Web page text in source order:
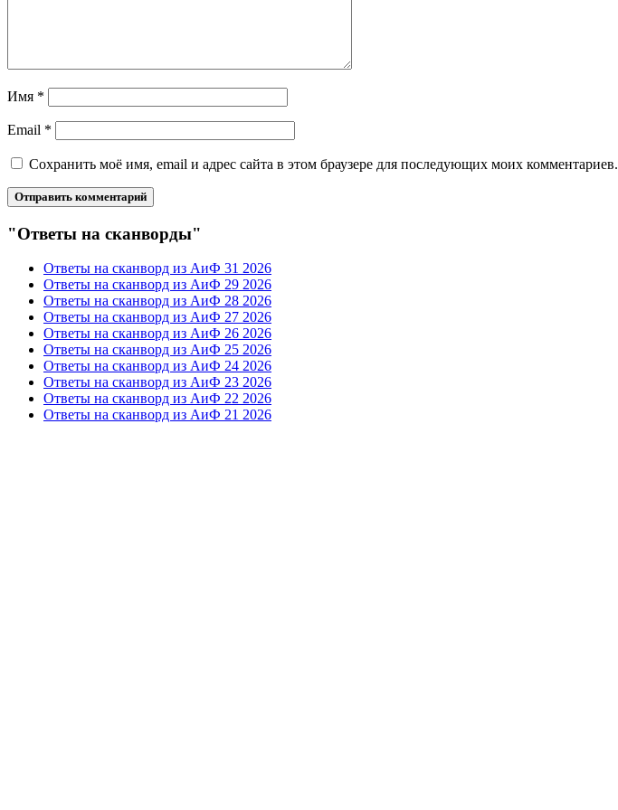
Имя *
Email *
Сохранить моё имя, email и адрес сайта в этом браузере для последующих моих комментариев.
"Ответы на сканворды"
Ответы на сканворд из АиФ 31 2026
Ответы на сканворд из АиФ 29 2026
Ответы на сканворд из АиФ 28 2026
Ответы на сканворд из АиФ 27 2026
Ответы на сканворд из АиФ 26 2026
Ответы на сканворд из АиФ 25 2026
Ответы на сканворд из АиФ 24 2026
Ответы на сканворд из АиФ 23 2026
Ответы на сканворд из АиФ 22 2026
Ответы на сканворд из АиФ 21 2026